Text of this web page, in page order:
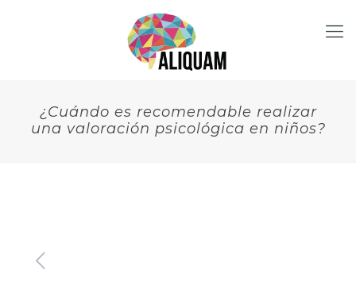
¿Cuándo es recomendable realizar
una valoración psicológica en niños?